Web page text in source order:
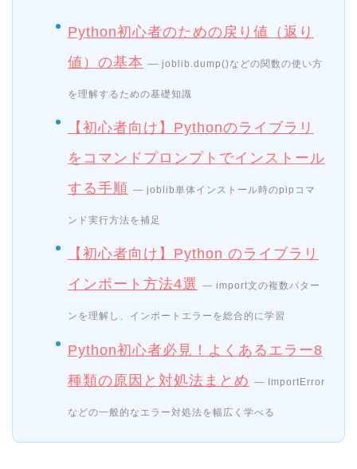
Python初心者のための戻り値（返り
値）の基本 — joblib.dump()などの関数の使い方
を理解するための基礎知識
【初心者向け】Pythonのライブラリ
をコマンドプロンプトでインストール
する手順 — joblib単体インストール時のpipコマ
ンド実行方法を補足
【初心者向け】Python のライブラリ
インポート方法4選
— import文の複数パター
ンを理解し、インポートエラーを総合的に学習
Python初心者必見！よくあるエラー8
種類の原因と対処法まとめ — ImportError
などの一般的なエラー対処法を幅広く学べる